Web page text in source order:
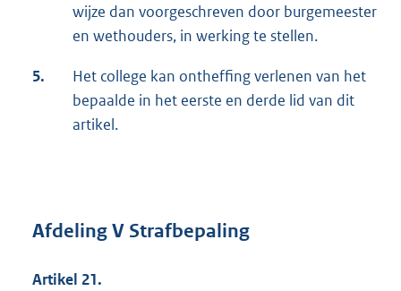
wijze dan voorgeschreven door burgemeester
en wethouders, in werking te stellen.
5.
Het college kan ontheffing verlenen van het
bepaalde in het eerste en derde lid van dit
artikel.
Afdeling V Strafbepaling
Artikel 21.